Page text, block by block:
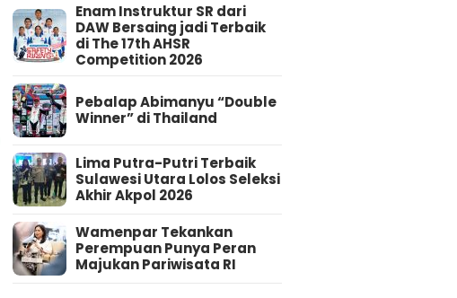
Enam Instruktur SR dari
DAW Bersaing jadi Terbaik
di The 17th AHSR
Competition 2026
Pebalap Abimanyu “Double
Winner” di Thailand
Lima Putra-Putri Terbaik
Sulawesi Utara Lolos Seleksi
Akhir Akpol 2026
Wamenpar Tekankan
Perempuan Punya Peran
Majukan Pariwisata RI